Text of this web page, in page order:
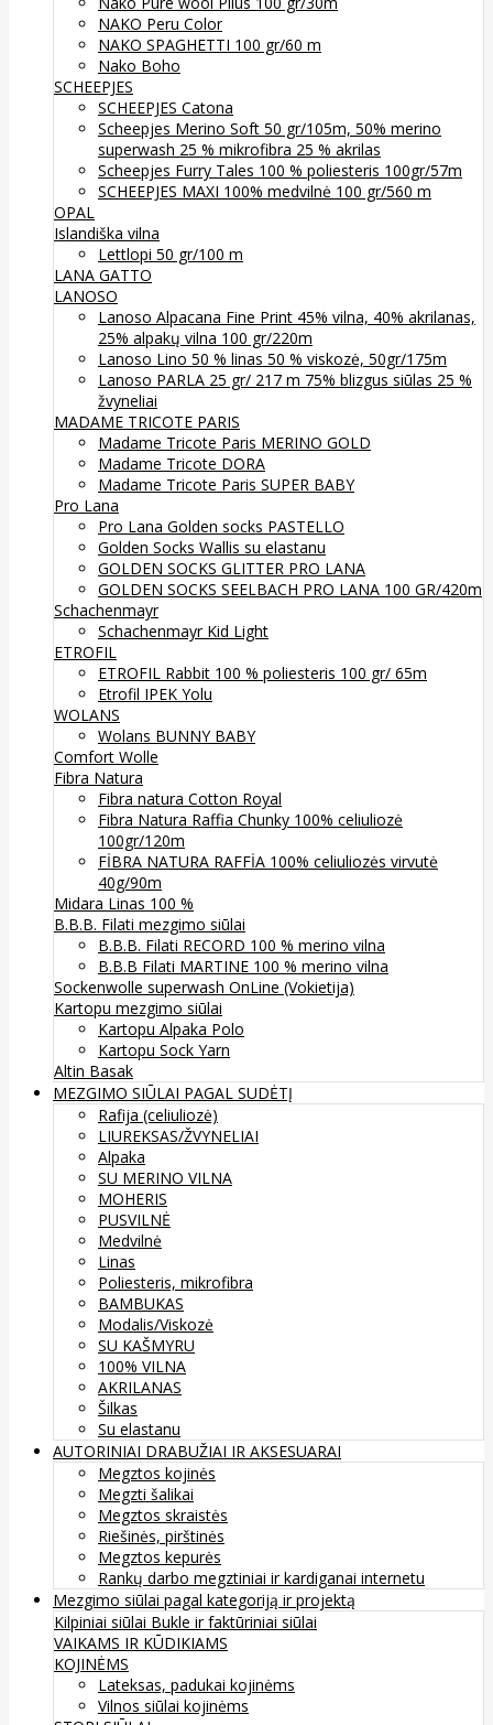
NAKO Peru Color
NAKO SPAGHETTI 100 gr/60 m
Nako Boho
SCHEEPJES
SCHEEPJES Catona
Scheepjes Merino Soft 50 gr/105m, 50% merino
superwash 25 % mikrofibra 25 % akrilas
Scheepjes Furry Tales 100 % poliesteris 100gr/57m
SCHEEPJES MAXI 100% medvilnė 100 gr/560 m
OPAL
Islandiška vilna
Lettlopi 50 gr/100 m
LANA GATTO
LANOSO
Lanoso Alpacana Fine Print 45% vilna, 40% akrilanas,
25% alpakų vilna 100 gr/220m
Lanoso Lino 50 % linas 50 % viskozė, 50gr/175m
Lanoso PARLA 25 gr/ 217 m 75% blizgus siūlas 25 %
žvyneliai
MADAME TRICOTE PARIS
Madame Tricote Paris MERINO GOLD
Madame Tricote DORA
Madame Tricote Paris SUPER BABY
Pro Lana
Pro Lana Golden socks PASTELLO
Golden Socks Wallis su elastanu
GOLDEN SOCKS GLITTER PRO LANA
GOLDEN SOCKS SEELBACH PRO LANA 100 GR/420m
Schachenmayr
Schachenmayr Kid Light
ETROFIL
ETROFIL Rabbit 100 % poliesteris 100 gr/ 65m
Etrofil IPEK Yolu
WOLANS
Wolans BUNNY BABY
Comfort Wolle
Fibra Natura
Fibra natura Cotton Royal
Fibra Natura Raffia Chunky 100% celiuliozė
100gr/120m
FİBRA NATURA RAFFİA 100% celiuliozės virvutė
40g/90m
Midara Linas 100 %
B.B.B. Filati mezgimo siūlai
B.B.B. Filati RECORD 100 % merino vilna
B.B.B Filati MARTINE 100 % merino vilna
Sockenwolle superwash OnLine (Vokietija)
Kartopu mezgimo siūlai
Kartopu Alpaka Polo
Kartopu Sock Yarn
Altin Basak
MEZGIMO SIŪLAI PAGAL SUDĖTĮ
Rafija (celiuliozė)
LIUREKSAS/ŽVYNELIAI
Alpaka
SU MERINO VILNA
MOHERIS
PUSVILNĖ
Medvilnė
Linas
Poliesteris, mikrofibra
BAMBUKAS
Modalis/Viskozė
SU KAŠMYRU
100% VILNA
AKRILANAS
Šilkas
Su elastanu
AUTORINIAI DRABUŽIAI IR AKSESUARAI
Megztos kojinės
Megzti šalikai
Megztos skraistės
Riešinės, pirštinės
Megztos kepurės
Rankų darbo megztiniai ir kardiganai internetu
Mezgimo siūlai pagal kategoriją ir projektą
Kilpiniai siūlai Bukle ir faktūriniai siūlai
VAIKAMS IR KŪDIKIAMS
KOJINĖMS
Lateksas, padukai kojinėms
Vilnos siūlai kojinėms